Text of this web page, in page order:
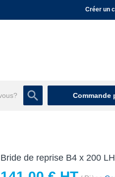
Créer un
Commande
Bride de reprise B4 x 200